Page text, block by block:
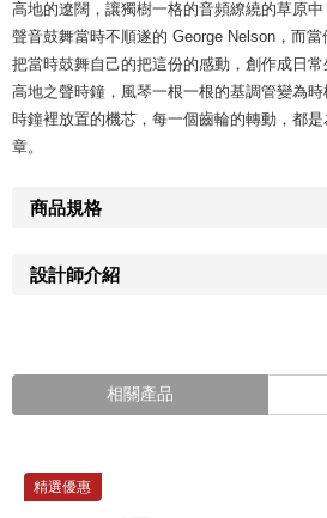
高地的遼闊，讓獨樹一格的音頻繚繞的草原
聲音鼓舞當時不順遂的 George Nelson，而
把當時鼓舞自己的把這份的感動，創作成日
高地之聲時鐘，風琴一根一根的基調管變為
時鐘裡放置的機芯，每一個齒輪的轉動，都
章。
商品規格
設計師介紹
相關產品
精選優惠